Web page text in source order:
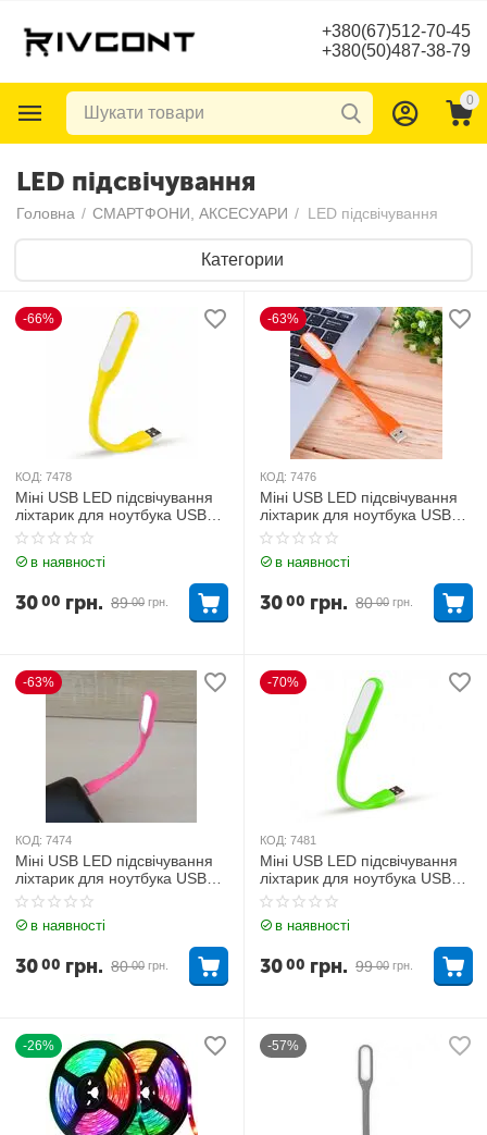
+380(67)512-70-45
+380(50)487-38-79
0
LED підсвічування
Головна / СМАРТФОНИ, АКСЕСУАРИ / LED підсвічування
Категории
-66%
КОД: 7478
Міні USB LED підсвічування
ліхтарик для ноутбука USB
TORCH USB-500 Жовтий
в наявності
89 00 грн.
3000 грн.
-63%
КОД: 7476
Міні USB LED підсвічування
ліхтарик для ноутбука USB
TORCH USB-500
Помаранчевий
в наявності
80 00 грн.
3000 грн.
-63%
КОД: 7474
Міні USB LED підсвічування
ліхтарик для ноутбука USB
TORCH usb-500 Рожевий
в наявності
80 00 грн.
3000 грн.
-70%
КОД: 7481
Міні USB LED підсвічування
ліхтарик для ноутбука USB
TORCH USB-500 Зелений
в наявності
99 00 грн.
3000 грн.
-26% -57%